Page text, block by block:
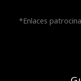
*Enlaces